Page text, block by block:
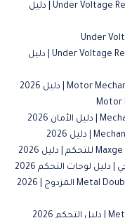
أهمية Under Voltage Release 220VAC For L MCCB Maxge | دليل
Under
أهمية Under Voltage Release 220VAC For E MCCB Maxge | دليل
Motor
لوحات التحكم 2026